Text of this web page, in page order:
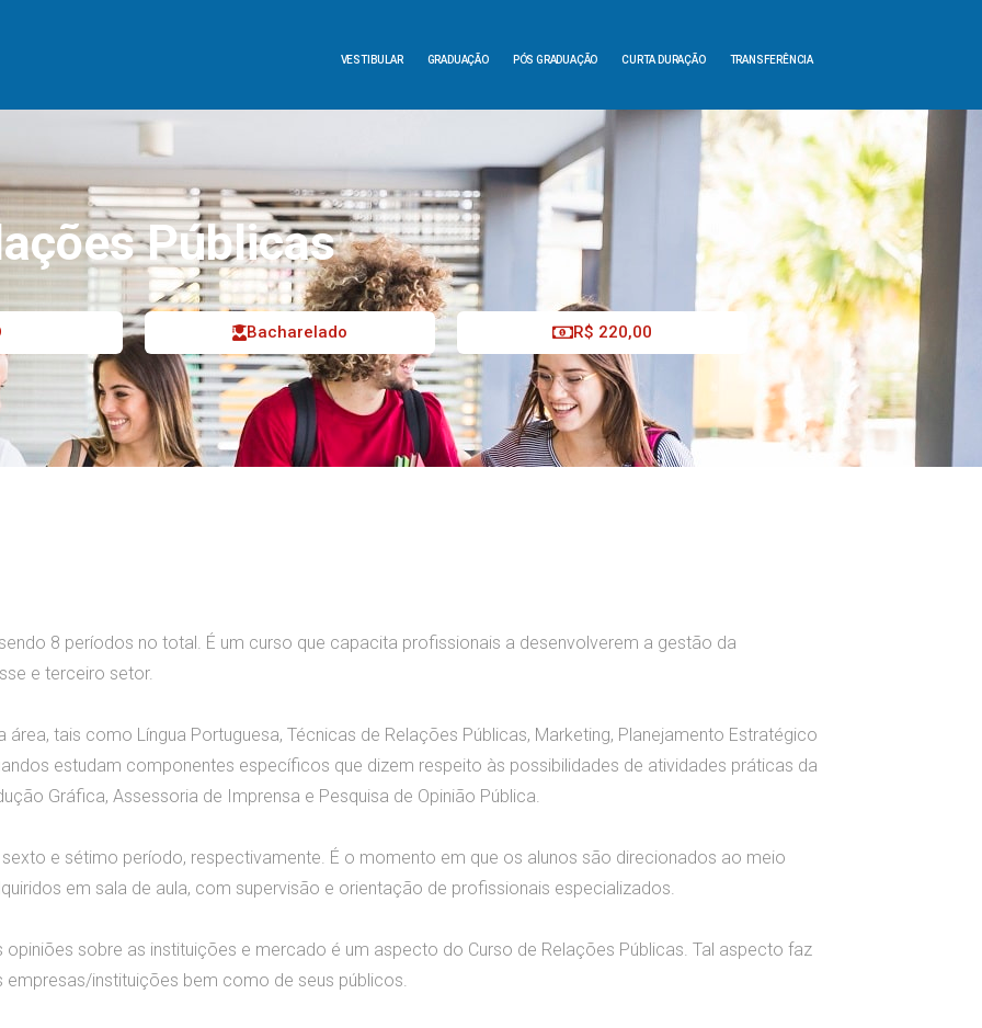
VESTIBULAR GRADUAÇÃO PÓS GRADUAÇÃO CURTA DURAÇÃO TRANSFERÊNCIA
Públicas
Bacharelado R$ 220,00
8 períodos no total. É um curso que capacita profissionais a desenvolverem a gestão da
e terceiro setor.
tais como Língua Portuguesa, Técnicas de Relações Públicas, Marketing, Planejamento Estratégico
estudam componentes específicos que dizem respeito às possibilidades de atividades práticas da
Gráfica, Assessoria de Imprensa e Pesquisa de Opinião Pública.
e sétimo período, respectivamente. É o momento em que os alunos são direcionados ao meio
em sala de aula, com supervisão e orientação de profissionais especializados.
sobre as instituições e mercado é um aspecto do Curso de Relações Públicas. Tal aspecto faz
instituições bem como de seus públicos.